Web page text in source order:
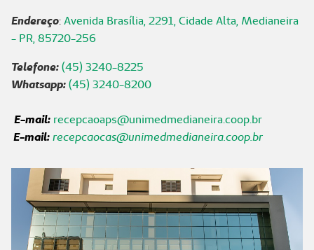
Endereço:Avenida Brasília, 2291, Cidade Alta, Medianeira
- PR, 85720-256
Telefone:(45) 3240-8225
Whatsapp:(45) 3240-8200
E-mail: recepcaoaps@unimedmedianeira.coop.br
E-mail:recepcaocas@unimedmedianeira.coop.br